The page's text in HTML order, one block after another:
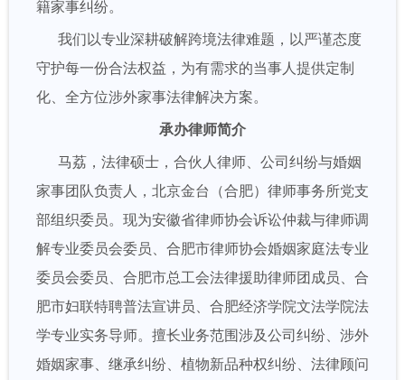
籍家事纠纷。
我们以专业深耕破解跨境法律难题，以严谨态度
守护每一份合法权益，为有需求的当事人提供定制
化、全方位涉外家事法律解决方案。
承办律师简介
马荔，法律硕士，合伙人律师、公司纠纷与婚姻
家事团队负责人，北京金台（合肥）律师事务所党支
部组织委员。现为安徽省律师协会诉讼仲裁与律师调
解专业委员会委员、合肥市律师协会婚姻家庭法专业
委员会委员、合肥市总工会法律援助律师团成员、合
肥市妇联特聘普法宣讲员、合肥经济学院文法学院法
学专业实务导师。擅长业务范围涉及公司纠纷、涉外
婚姻家事、继承纠纷、植物新品种权纠纷、法律顾问